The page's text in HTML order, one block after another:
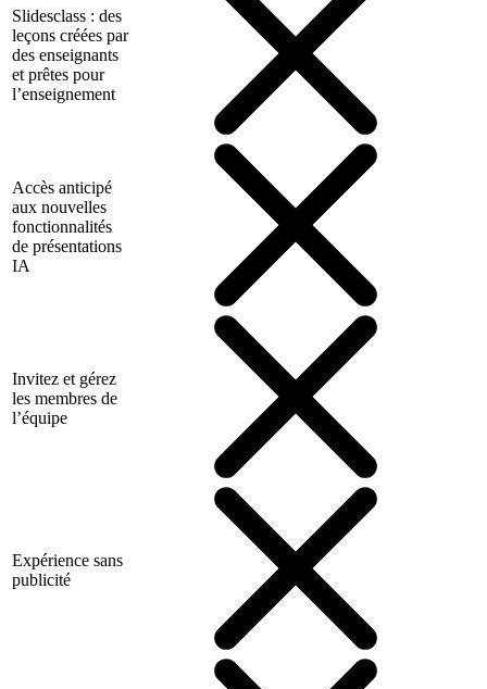
Slidesclass : des
leçons créées par
des enseignants
et prêtes pour
l’enseignement
Accès anticipé
aux nouvelles
fonctionnalités
de présentations
IA
Invitez et gérez
les membres de
l’équipe
Expérience sans
publicité